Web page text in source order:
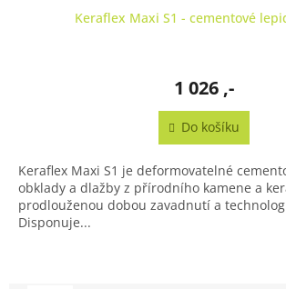
Keraflex Maxi S1 - cementové
1 026 ,-
Do košíku
Keraflex Maxi S1 je deformovatelné
obklady a dlažby z přírodního kamene a
prodlouženou dobou zavadnutí a
Disponuje...